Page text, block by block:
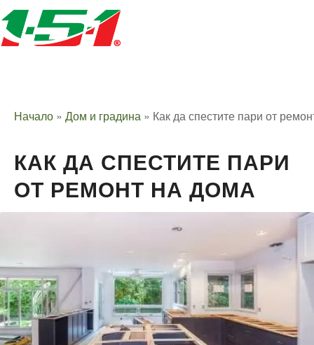
Начало » Дом и градина » Как да спестите пари от
КАК ДА СПЕСТИТЕ ПАРИ
ОТ РЕМОНТ НА ДОМА